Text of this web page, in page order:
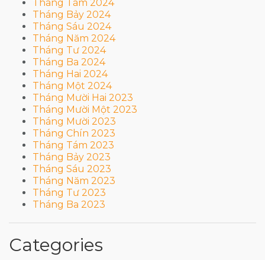
Tháng Tám 2024
Tháng Bảy 2024
Tháng Sáu 2024
Tháng Năm 2024
Tháng Tư 2024
Tháng Ba 2024
Tháng Hai 2024
Tháng Một 2024
Tháng Mười Hai 2023
Tháng Mười Một 2023
Tháng Mười 2023
Tháng Chín 2023
Tháng Tám 2023
Tháng Bảy 2023
Tháng Sáu 2023
Tháng Năm 2023
Tháng Tư 2023
Tháng Ba 2023
Categories